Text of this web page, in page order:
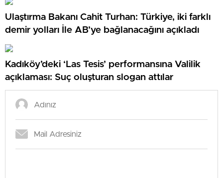
Ulaştırma Bakanı Cahit Turhan: Türkiye, iki farklı
demir yolları İle AB’ye bağlanacağını açıkladı
Kadıköy’deki ‘Las Tesis’ performansına Valilik
açıklaması: Suç oluşturan slogan attılar